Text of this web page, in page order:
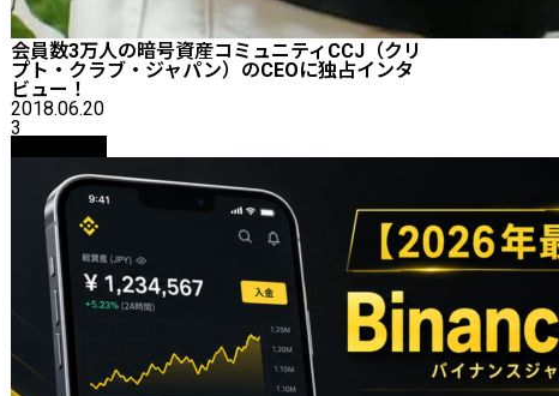
会員数3万人の暗号資産コミュニティCCJ（クリ
プト・クラブ・ジャパン）のCEOに独占インタ
ビュー！
2018.06.20
3